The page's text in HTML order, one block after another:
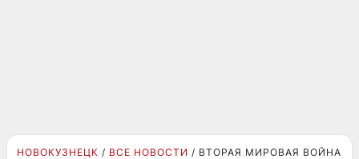
НОВОКУЗНЕЦК ВСЕ НОВОСТИ ВТОРАЯ МИРОВАЯ ВОЙНА